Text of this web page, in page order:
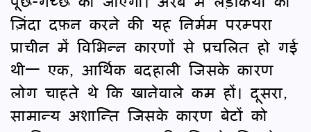
ज़िंदा दफ़न करने की यह निर्मम परम्परा
प्राचीन में विभिन्न कारणों से प्रचलित हो गई
थी— एक, आर्थिक बदहाली जिसके कारण
लोग चाहते थे कि खानेवाले कम हों। दूसरा,
सामान्य अशान्ति जिसके कारण बेटों को